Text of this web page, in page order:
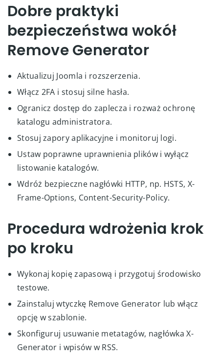
Dobre praktyki
bezpieczeństwa wokół
Remove Generator
Aktualizuj Joomla i rozszerzenia.
Włącz 2FA i stosuj silne hasła.
Ogranicz dostęp do zaplecza i rozważ ochronę
katalogu administratora.
Stosuj zapory aplikacyjne i monitoruj logi.
Ustaw poprawne uprawnienia plików i wyłącz
listowanie katalogów.
Wdróż bezpieczne nagłówki HTTP, np. HSTS, X-
Frame-Options, Content-Security-Policy.
Procedura wdrożenia krok
po kroku
Wykonaj kopię zapasową i przygotuj środowisko
testowe.
Zainstaluj wtyczkę Remove Generator lub włącz
opcję w szablonie.
Skonfiguruj usuwanie metatagów, nagłówka X-
Generator i wpisów w RSS.